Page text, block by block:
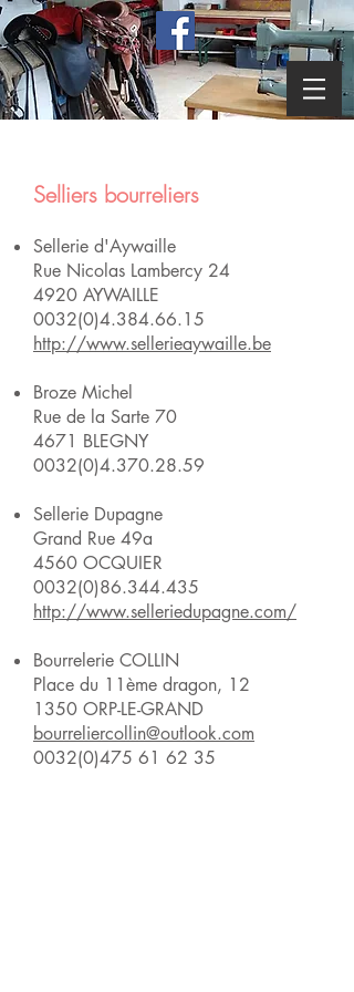
Selliers bourreliers
Sellerie d'Aywaille
Rue Nicolas Lambercy 24
4920 AYWAILLE
0032(0)4.384.66.15
http://www.sellerieaywaille.be
Broze Michel
Rue de la Sarte 70
4671 BLEGNY
0032(0)4.370.28.59
Sellerie Dupagne
Grand Rue 49a
4560 OCQUIER
0032(0)86.344.435
http://www.selleriedupagne.com/
Bourrelerie COLLIN
Place du 11ème dragon, 12
1350 ORP-LE-GRAND
bourreliercollin@outlook.com
0032(0)475 61 62 35